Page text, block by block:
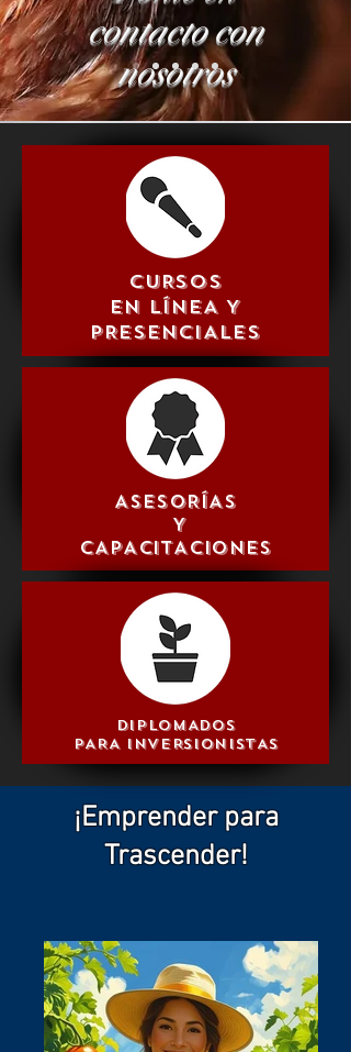
contacto con
nosotros
CURSOS
EN LÍNEA Y
PRESENCIALES
ASESORÍAS
Y
CAPACITACIONES
DIPLOMADOS
PARA INVERSIONISTAS
¡Emprender para
Trascender!